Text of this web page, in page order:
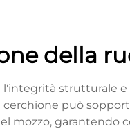
della
strutturale
può
mozzo, garantendo